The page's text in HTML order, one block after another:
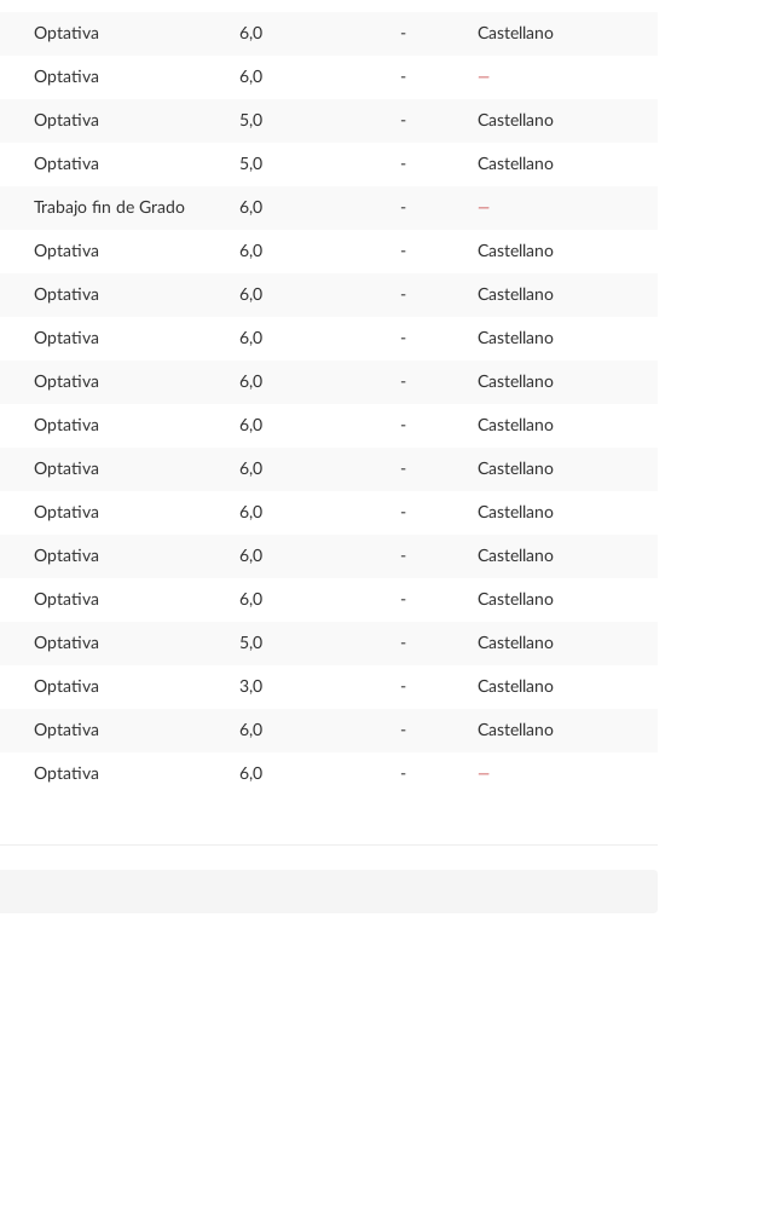
Optativa 6,0 - Castellano
Optativa 6,0 - —
Optativa 5,0 - Castellano
Optativa 5,0 - Castellano
Trabajo fin de Grado 6,0 - —
Optativa 6,0 - Castellano
Optativa 6,0 - Castellano
Optativa 6,0 - Castellano
Optativa 6,0 - Castellano
Optativa 6,0 - Castellano
Optativa 6,0 - Castellano
Optativa 6,0 - Castellano
Optativa 6,0 - Castellano
Optativa 6,0 - Castellano
Optativa 5,0 - Castellano
Optativa 3,0 - Castellano
Optativa 6,0 - Castellano
Optativa 6,0 - —